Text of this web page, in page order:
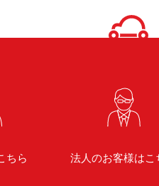
ちら 法人のお客様はこ